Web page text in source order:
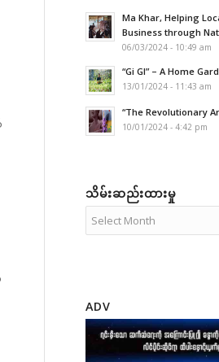
Ma Khar, Helping
Business through
06/03/2024 - 10:49 am
“Gi GI” – A Home
13/01/2024 - 11:43 am
“The Revolutionary
10/01/2024 - 4:42 pm
သိမ်းဆည်းထားမှု
ADV